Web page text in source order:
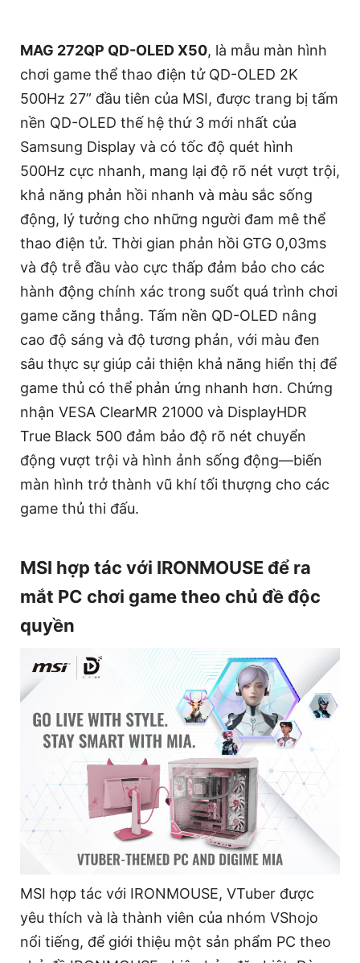
MAG 272QP QD-OLED X50, là mẫu màn hình
chơi game thể thao điện tử QD-OLED 2K
500Hz 27” đầu tiên của MSI, được trang bị tấm
nền QD-OLED thế hệ thứ 3 mới nhất của
Samsung Display và có tốc độ quét hình
500Hz cực nhanh, mang lại độ rõ nét vượt trội,
khả năng phản hồi nhanh và màu sắc sống
động, lý tưởng cho những người đam mê thể
thao điện tử. Thời gian phản hồi GTG 0,03ms
và độ trễ đầu vào cực thấp đảm bảo cho các
hành động chính xác trong suốt quá trình chơi
game căng thẳng. Tấm nền QD-OLED nâng
cao độ sáng và độ tương phản, với màu đen
sâu thực sự giúp cải thiện khả năng hiển thị để
game thủ có thể phản ứng nhanh hơn. Chứng
nhận VESA ClearMR 21000 và DisplayHDR
True Black 500 đảm bảo độ rõ nét chuyển
động vượt trội và hình ảnh sống động—biến
màn hình trở thành vũ khí tối thượng cho các
game thủ thi đấu.
MSI hợp tác với IRONMOUSE để ra
mắt PC chơi game theo chủ đề độc
quyền
MSI hợp tác với IRONMOUSE, VTuber được
yêu thích và là thành viên của nhóm VShojo
nổi tiếng, để giới thiệu một sản phẩm PC theo